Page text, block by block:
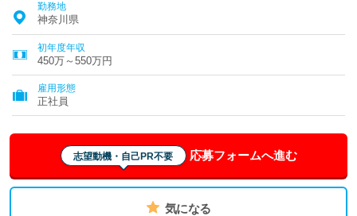
勤務地
神奈川県
初年度年収
450万～550万円
雇用形態
正社員
志望動機・自己PR不要 応募フォームへ進む
気になる